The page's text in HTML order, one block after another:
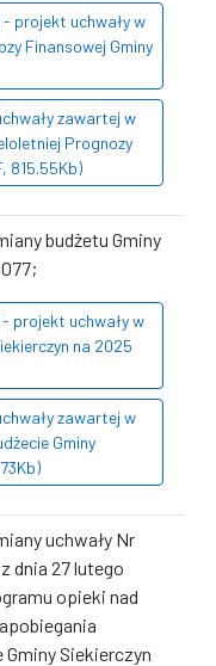
projekt uchwały w
Finansowej Gminy
zawartej w
Prognozy
815.55Kb)
budżetu Gminy
projekt uchwały w
na 2025
zawartej w
Gminy
uchwały Nr
dnia 27 lutego
opieki nad
Siekierczyn